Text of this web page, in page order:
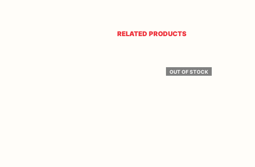
RELATED PRODUCTS
OUT OF STOCK